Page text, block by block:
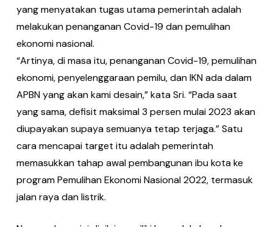
yang menyatakan tugas utama pemerintah adalah
melakukan penanganan Covid-19 dan pemulihan
ekonomi nasional.
“Artinya, di masa itu, penanganan Covid-19, pemulihan
ekonomi, penyelenggaraan pemilu, dan IKN ada dalam
APBN yang akan kami desain,” kata Sri. “Pada saat
yang sama, defisit maksimal 3 persen mulai 2023 akan
diupayakan supaya semuanya tetap terjaga.” Satu
cara mencapai target itu adalah pemerintah
memasukkan tahap awal pembangunan ibu kota ke
program Pemulihan Ekonomi Nasional 2022, termasuk
jalan raya dan listrik.